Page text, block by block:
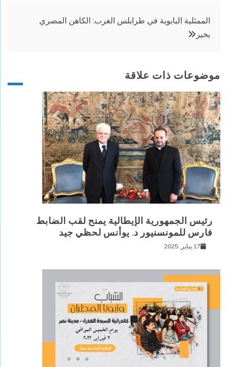
الممثلية البابوية في طرابلس الغرب: الكاهن المصري
بخير
موضوعات ذات علاقة
رئيس الجمهورية الإيطالية يمنح لقب الضابط
فارس للمونسنيور د. يوأنس لحظي جيد
17 يناير, 2025